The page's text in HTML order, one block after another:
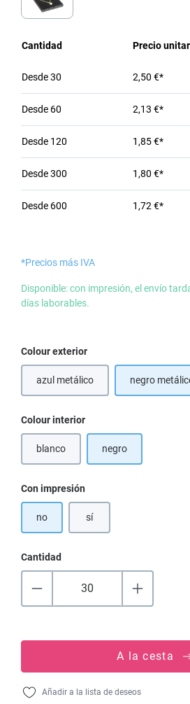
Cantidad Precio
Desde30 2,50 €*
Desde 60 2,13 €*
Desde 120 1,85 €*
Desde300 1,80 €*
Desde 600 1,72 €*
*Precios más IVA
Disponible: con impresión, el envío
días laborables.
Seleccione
Colour exterior
azul metálico(Esta opción no está disponible
negro
Seleccione
Colour interior
blanco(Esta opción no está disponible en
negro
Seleccione
Con impresión
no sí
Cantidad
A la cesta
Añadir a la lista de deseos